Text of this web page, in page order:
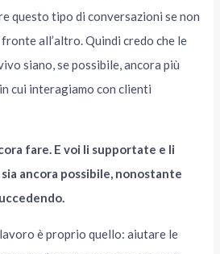
questo tipo di conversazioni se non
fronte all’altro. Quindi credo che le
siano, se possibile, ancora più
cui interagiamo con clienti
fare. E voi li supportate e li
ancora possibile, nonostante
è proprio quello: aiutare le